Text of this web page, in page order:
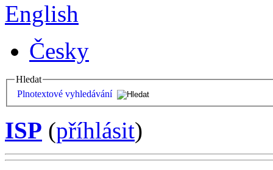
English
Česky
Hledat
Plnotextové vyhledávání
ISP (příhlásit)